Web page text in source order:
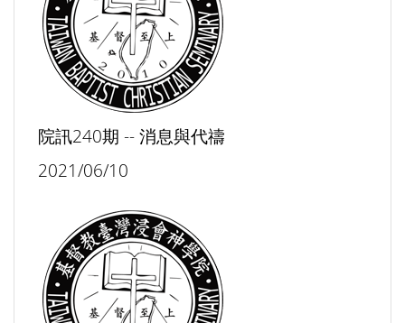
院訊240期 -- 消息與代禱
2021/06/10